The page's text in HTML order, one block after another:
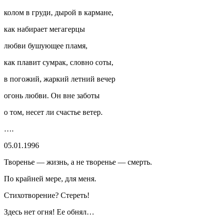
колом в груди, дырой в кармане,
как набирает мегагерцы
любви бушующее пламя,
как плавит сумрак, словно соты,
в погожий, жаркий летний вечер
огонь любви. Он вне заботы
о том, несет ли счастье ветер.
….
05.01.1996
Творенье — жизнь, а не творенье — смерть.
По крайней мере, для меня.
Стихотворение? Стереть!
Здесь нет огня! Ее обнял…